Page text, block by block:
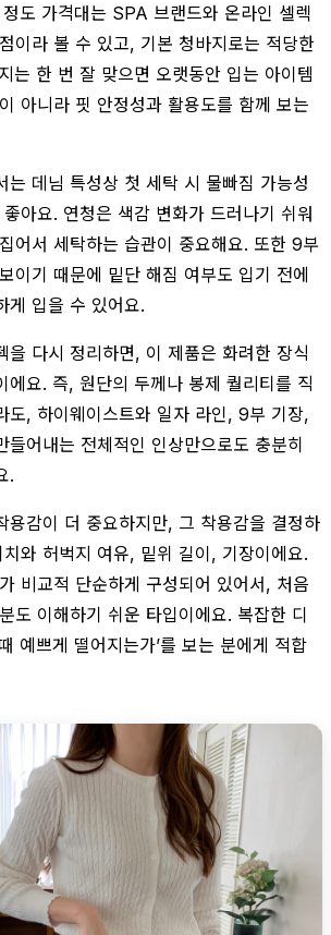
도 가격대는 SPA 브랜드와 온라인 셀렉
이라 볼 수 있고, 기본 청바지로는 적당한
는 한 번 잘 맞으면 오랫동안 입는 아이템
아니라 핏 안정성과 활용도를 함께 보는
는 데님 특성상 첫 세탁 시 물빠짐 가능성
아요. 연청은 색감 변화가 드러나기 쉬워
어서 세탁하는 습관이 중요해요. 또한 9부
이기 때문에 밑단 해짐 여부도 입기 전에
게 입을 수 있어요.
을 다시 정리하면, 이 제품은 화려한 장식
에요. 즉, 원단의 두께나 봉제 퀄리티를 직
도, 하이웨이스트와 일자 라인, 9부 기장,
들어내는 전체적인 인상만으로도 충분히
.
용감이 더 중요하지만, 그 착용감을 결정하
와 허벅지 여유, 밑위 길이, 기장이에요.
비교적 단순하게 구성되어 있어서, 처음
도 이해하기 쉬운 타입이에요. 복잡한 디
예쁘게 떨어지는가’를 보는 분에게 적합